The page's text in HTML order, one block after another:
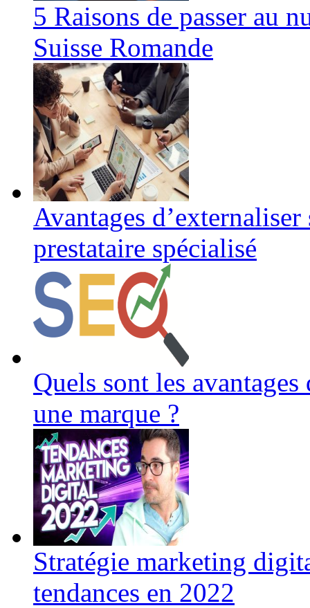
5 Raisons de passer au
Suisse Romande
Avantages
prestataire spécialisé
Quels sont les
une marque ?
Stratégie marketing
tendances en 2022